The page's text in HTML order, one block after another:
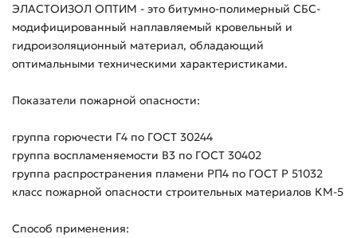
ЭЛАСТОИЗОЛ ОПТИМ - это битумно-полимерный СБС-
модифицированный наплавляемый кровельный и
гидроизоляционный материал, обладающий
оптимальными техническими характеристиками.
Показатели пожарной опасности:
группа горючести Г4 по ГОСТ 30244
группа воспламеняемости B3 по ГОСТ 30402
группа распространения пламени РП4 по ГОСТ Р 51032
класс пожарной опасности строительных материалов КМ-5
Способ применения: